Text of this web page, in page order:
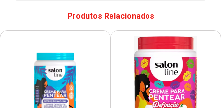
Produtos Relacionados